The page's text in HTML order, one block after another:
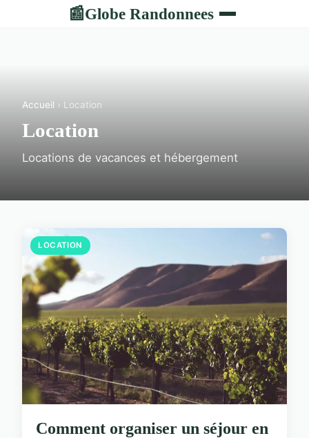
📰Globe Randonnees
Accueil › Location
Location
Locations de vacances et hébergement
LOCATION
Comment organiser un séjour en